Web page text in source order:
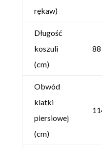
rękaw)
Długość
koszuli
(cm)
88
Obwód
klatki
piersiowej
(cm)